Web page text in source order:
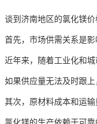
谈到济南地区的氯化镁价
首先，市场供需关系是影
近年来，随着工业化和
如果供应量无法及时跟上
其次，原材料成本和运输